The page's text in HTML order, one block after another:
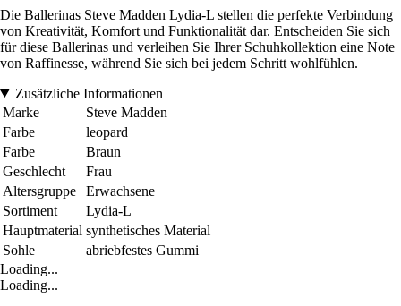
Die Ballerinas Steve Madden Lydia-L stellen die perfekte Verbindung
von Kreativität, Komfort und Funktionalität dar. Entscheiden Sie sich
für diese Ballerinas und verleihen Sie Ihrer Schuhkollektion eine Note
von Raffinesse, während Sie sich bei jedem Schritt wohlfühlen.
Zusätzliche Informationen
Marke
Steve Madden
Farbe
leopard
Farbe
Braun
Geschlecht
Frau
Altersgruppe
Erwachsene
Sortiment
Lydia-L
Hauptmaterial synthetisches Material
Sohle
abriebfestes Gummi
Loading...
Loading...